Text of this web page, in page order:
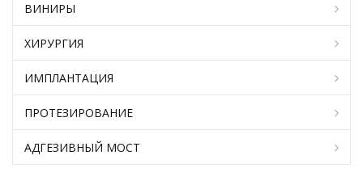
ВИНИРЫ
ХИРУРГИЯ
ИМПЛАНТАЦИЯ
ПРОТЕЗИРОВАНИЕ
АДГЕЗИВНЫЙ МОСТ